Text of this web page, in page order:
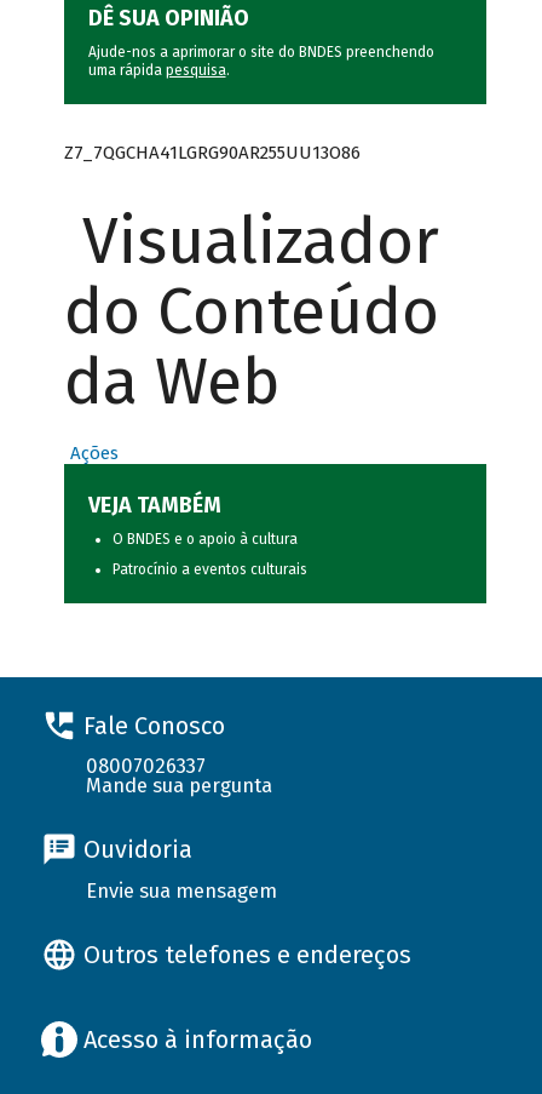
DÊ SUA OPINIÃO
Ajude-nos a aprimorar o site do BNDES preenchendo
uma rápida pesquisa.
Z7_7QGCHA41LGRG90AR255UU13O86
Visualizador
do Conteúdo
da Web
Ações
VEJA TAMBÉM
O BNDES e o apoio à cultura
Patrocínio a eventos culturais
Fale Conosco
08007026337
Mande sua pergunta
Ouvidoria
Envie sua mensagem
Outros telefones e endereços
Acesso à informação